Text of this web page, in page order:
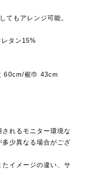
てもアレンジ可能。
タン15%
60cm/裾巾 43cm
れるモニター環境な
少異なる場合がござ
イメージの違い、サ